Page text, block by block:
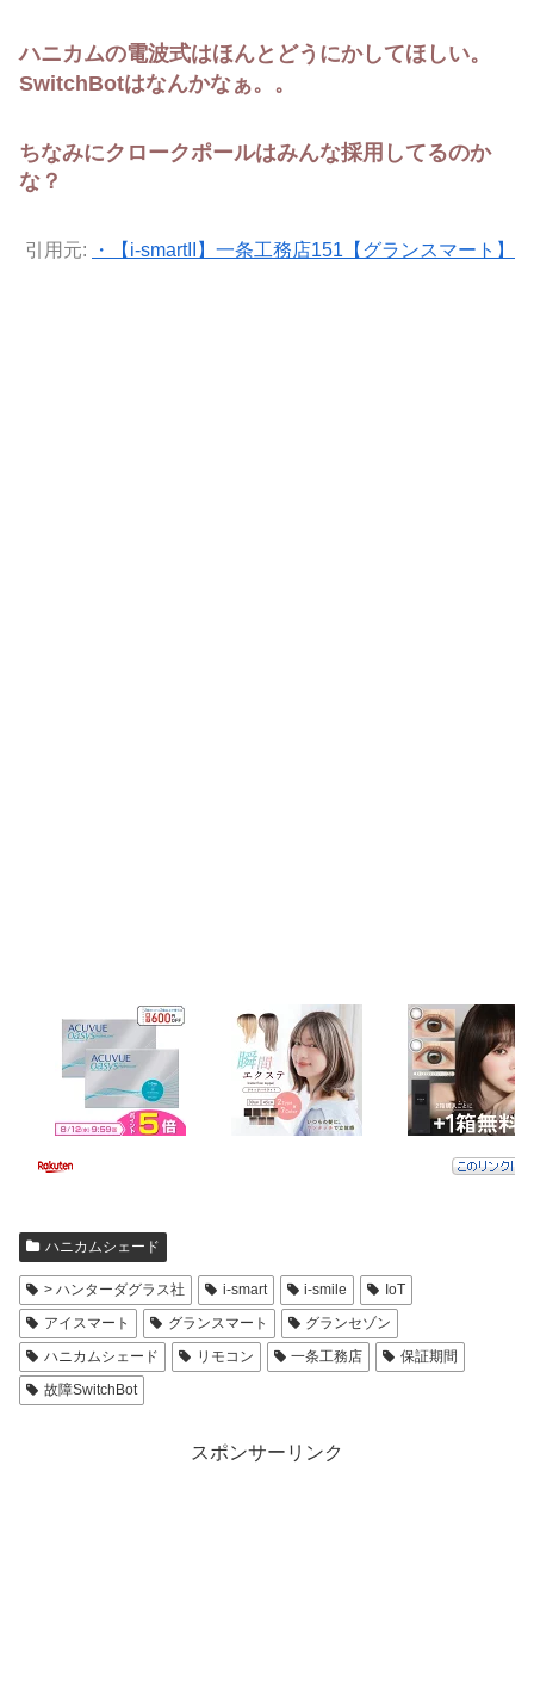
ハニカムの電波式はほんとどうにかしてほしい。
SwitchBotはなんかなぁ。。
ちなみにクロークポールはみんな採用してるのか
な？
引用元: ・【i-smartII】一条工務店151【グランスマート】
ハニカムシェード
> ハンターダグラス社 i-smart i-smile
IoT
アイスマート
グランスマート
グランセゾン
ハニカムシェード
リモコン 一条工務店
保証期間
故障SwitchBot
スポンサーリンク